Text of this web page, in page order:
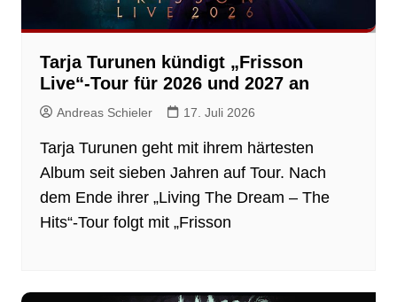
Tarja Turunen kündigt „Frisson
Live“-Tour für 2026 und 2027 an
Andreas Schieler 17. Juli 2026
Tarja Turunen geht mit ihrem härtesten
Album seit sieben Jahren auf Tour. Nach
dem Ende ihrer „Living The Dream – The
Hits“-Tour folgt mit „Frisson